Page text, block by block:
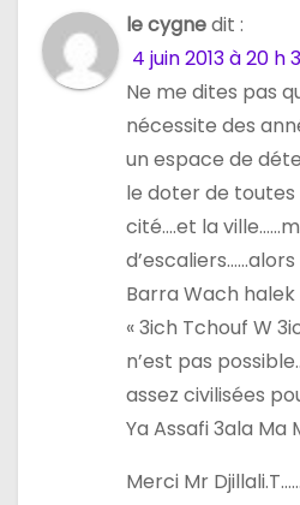
a
le cygnedit :
4 juin 2013 à 20 h
Ne me dites pas
nécessite des
un espace de
le doter de toutes
cité….et la
Barra Wach halek
« 3ich Tchouf W
n’est pas
assez civilisées
Ya Assafi 3ala Ma
Merci Mr